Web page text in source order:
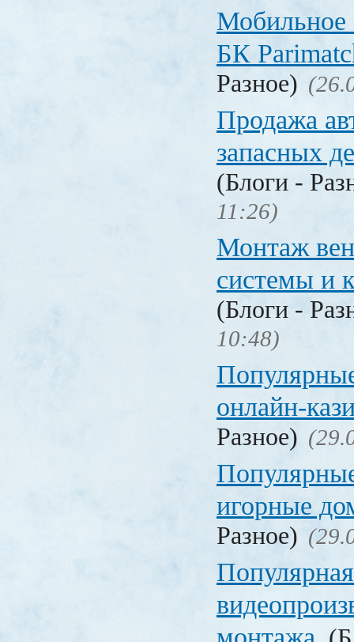
Мобильное
БК
Разное)
Продажа
запасных
(Блоги -
11:26)
Монтаж
системы и
(Блоги -
10:48)
онлайн-
Разное)
игорные
Разное)